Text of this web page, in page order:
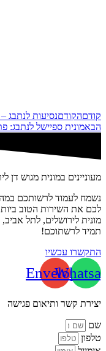
קודםהקודםנסיעות לנתבג
הבאמונית ספיישל לנתבג:
מעוניינים במונית מגוש
נשמח לעמוד לרשותכם
לכם את השירות הטוב
מונית לירושלים, לתל
תמיד לרשתוכם!
התקשרו עכשיו
Envelope
יצירת קשר ותיאום פגישה
שם
טלפון